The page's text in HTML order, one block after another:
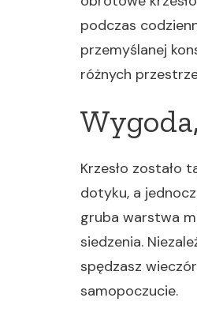
podczas
przemyślanej
różnych
Krzesło zostało
dotyku, a
gruba warstwa
siedzenia.
spędzasz
samopoczucie.